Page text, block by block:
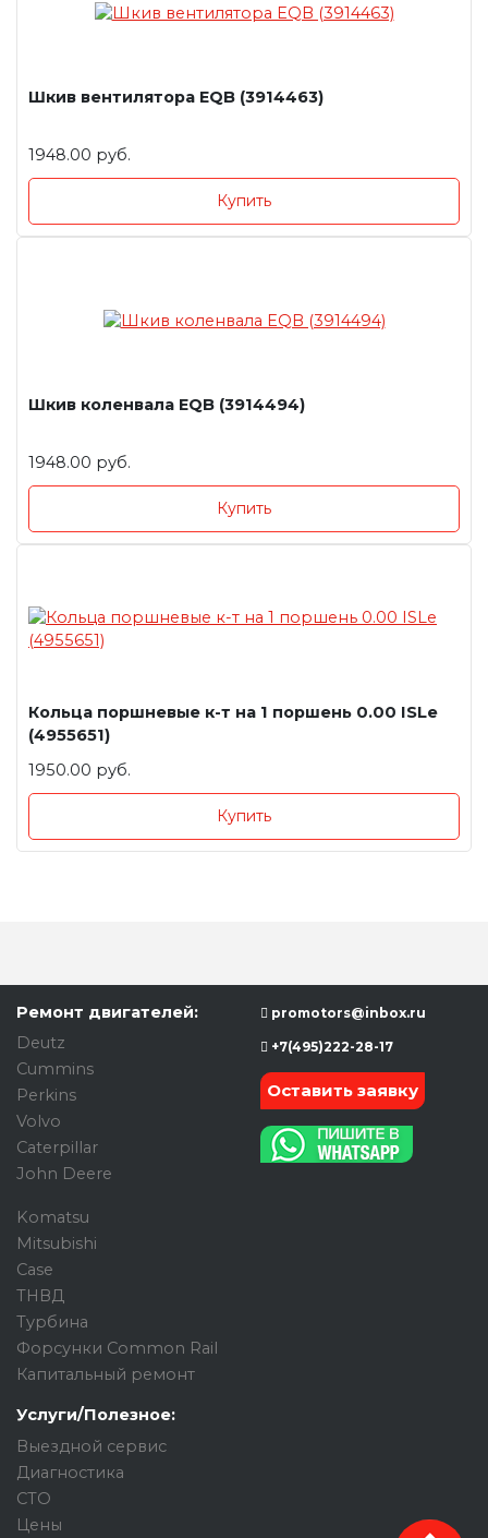
Шкив вентилятора EQB (3914463)
1948.00 руб.
Купить
Шкив коленвала EQB (3914494)
1948.00 руб.
Купить
Кольца поршневые к-т на 1 поршень 0.00 ISLe
(4955651)
1950.00 руб.
Купить
Ремонт двигателей:
Deutz
Cummins
Perkins
Volvo
Caterpillar
John Deere
Komatsu
Mitsubishi
Case
ТНВД
Турбина
Форсунки Common Rail
Капитальный ремонт
Услуги/Полезное:
Выездной сервис
Диагностика
СТО
Цены
promotors@inbox.ru
+7(495)222-28-17
Оставить заявку